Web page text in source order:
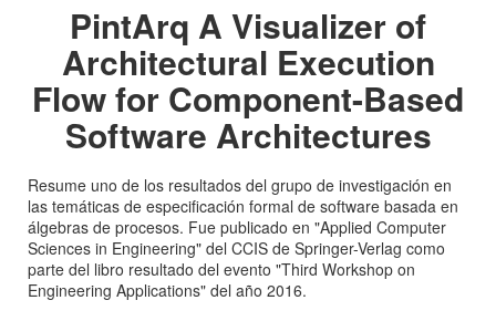
PintArq A Visualizer of
Architectural Execution
Flow for Component-Based
Software Architectures
Resume uno de los resultados del grupo de investigación en
las temáticas de especificación formal de software basada en
álgebras de procesos. Fue publicado en "Applied Computer
Sciences in Engineering" del CCIS de Springer-Verlag como
parte del libro resultado del evento "Third Workshop on
Engineering Applications" del año 2016.